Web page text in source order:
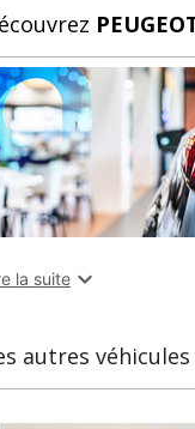
la suite 
autres